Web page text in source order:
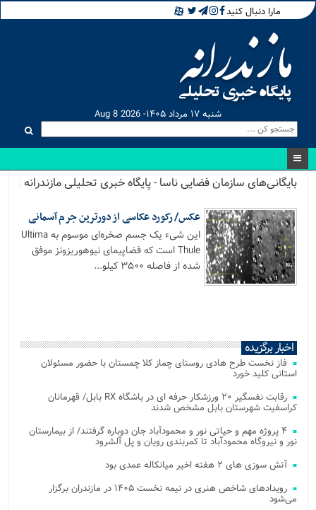
مارا دنبال کنید
شنبه ۱۷ مرداد ۱۴۰۵- Aug 8 2026
بایگانی‌های سازمان فضایی ناسا - پایگاه خبری تحلیلی مازندرانه
عکس/ رکورد عکاسی از دورترین جرم آسمانی
این شیء یک جسم صخره‌ای موسوم به Ultima
Thule است که فضاپیمای نیوهوریزونز موفق
شده از فاصله ۳۵۰۰ کیلو...
اخبار برگزیده
فاز نخست طرح هادی روستای چماز کلا چمستان با حضور مسئولان
استانی کلید خورد
رقابت نفسگیر ۲۰ ورزشکار حرفه ای در باشگاه RX بابل/ قهرمانان
کراسفیت شهرستان بابل مشخص شدند
۴ پروژه مهم و حیاتی نور و محمودآباد جان دوباره گرفتند/ از بیمارستان
نور و نیروگاه محمودآباد تا کمربندی رویان و پل آلشرود
آتش‌ سوزی‌ های ۲ هفته اخیر میانکاله عمدی بود
رویدادهای شاخص هنری در نیمه نخست ۱۴۰۵ در مازندران برگزار
می‌شود